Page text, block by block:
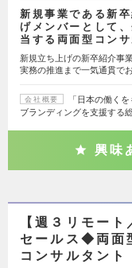
新規事業である新
げメンバーとして
当する両面型コン
新規立ち上げの新卒紹介事
実務の推進まで一気通貫で
会社概要
「日本の働く
ブランディングを支援する
興味
【週３リモー
セールス◆両面
コンサルタント